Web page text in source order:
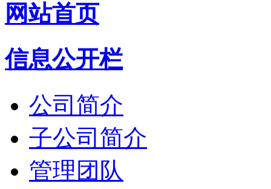
网站首页
信息公开栏
公司简介
子公司简介
管理团队